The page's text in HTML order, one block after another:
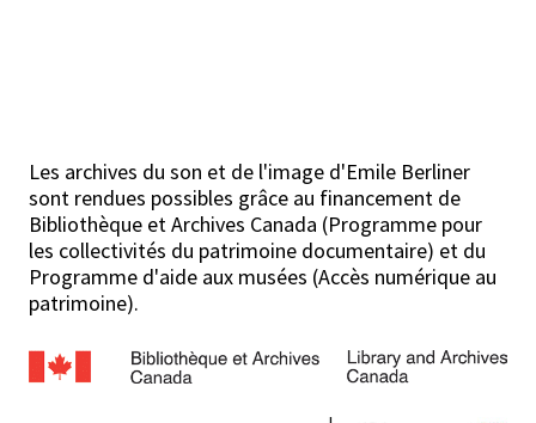
Les archives du son et de l'image d'Emile Berliner
sont rendues possibles grâce au financement de
Bibliothèque et Archives Canada (Programme pour
les collectivités du patrimoine documentaire) et du
Programme d'aide aux musées (Accès numérique au
patrimoine).